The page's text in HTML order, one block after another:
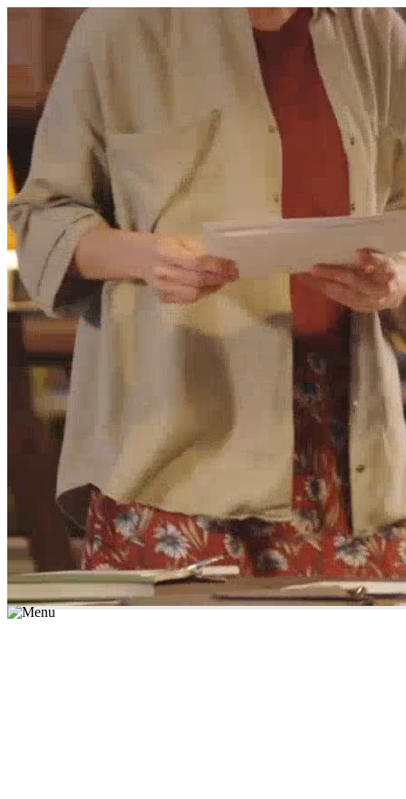
היום לומדים
מצאו מורה
הצטרפות מורים פרטיים
שירות לקוחות
משרות פתוחות
התחברות
כל הזכויות שמורות 2026 © Lessoons
חיפוש
המורים הטובים
מצאו מורה עכשיו *יש לבחור נושא לימוד / עיר מהרשימה שבשדה החיפוש
הצטרפות מורים פרטיים התחברות מצא מורה
הצטרפות מורים פרטיים התחברות מצא מורה